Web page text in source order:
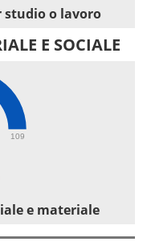
o lavoro
E SOCIALE
109
e materiale